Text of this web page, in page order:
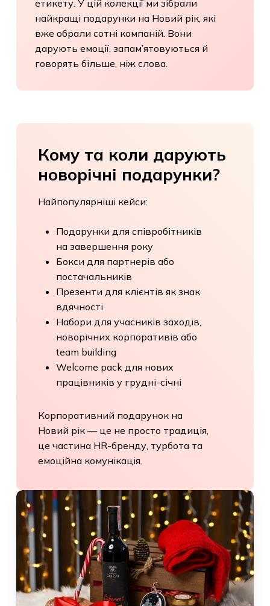
товарів.
До Магазину
етикету. У цій колекції ми зібрали
найкращі подарунки на Новий рік, які
вже обрали сотні компаній. Вони
дарують емоції, запам’ятовуються й
говорять більше, ніж слова.
Кому та коли
дарують новорічні
подарунки?
Найпопулярніші кейси:
Подарунки для співробітників
на завершення року
Бокси для партнерів або
постачальників
Презенти для клієнтів як знак
вдячності
Набори для учасників заходів,
новорічних корпоративів або
team building
працівників у грудні-січні
Корпоративний подарунок на
Новий рік — це не просто
турбота та емоційна комунікація.